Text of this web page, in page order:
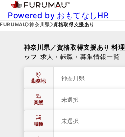
Powered by おもてなしHR
FURUMAU 神奈川県 資格取得支援あり
神奈川県／資格取得支援あり 料
ッフ 求人・転職・募集情報一覧
勤務地 神奈川県
業態 未選択
職種 未選択